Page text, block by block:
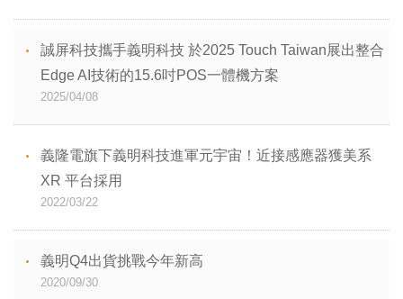
誠屏科技攜手義明科技 於2025 Touch Taiwan展出整合
Edge AI技術的15.6吋POS一體機方案
2025/04/08
義隆電旗下義明科技進軍元宇宙！近接感應器獲美系
XR 平台採用
2022/03/22
義明Q4出貨挑戰今年新高
2020/09/30